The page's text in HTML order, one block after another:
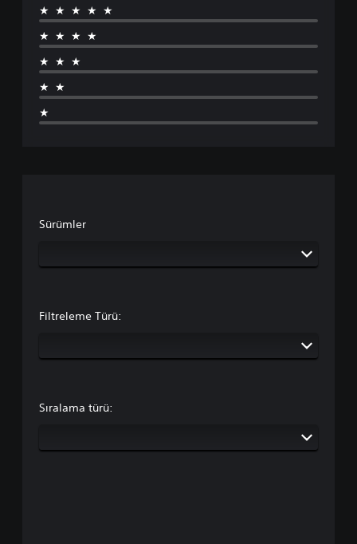
★★★★★
★★★★
★★★
★★
★
Sürümler
Filtreleme Türü:
Sıralama türü: